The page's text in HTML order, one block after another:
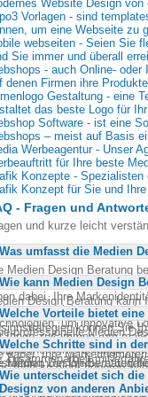
Website Design von
Vorlagen - sind
um eine Webseite zu
webseiten - Seien Sie
Sie immer und überall
- auch Online-
denen Firmen ihre
Gestaltung - eine
das beste Logo für
Software - ist eine
– meist auf Basis
Werbeagentur - Unser
für Ihre beste
Konzepte - Spezialisten
Konzept für Sie und
- Fragen und
und kurze leicht
Was umfasst die Medien
Medien Design Beratung
und Optimierung
dabei, Ihre
gezielt
um innovative
Ihnen zusammen, um
Anforderungen
von
an.
Wie kann Medien Design
Design Beratung
aufzubauen, die Ihre
können Sie
klar
dabei, Ihre
führt zu einer höheren
in Ihre Marke.
den Erfolg Ihrer
Welche Vorteile bietet
professionelle Medien
verbesserte
Zusammenarbeit mit
und innovativen
hilft Ihnen, Ihre
Welche Schritte sind in
Medien Design Beratung
Ihre individuellen
Analyse Ihrer
Wie unterscheidet sich
Designz von anderen